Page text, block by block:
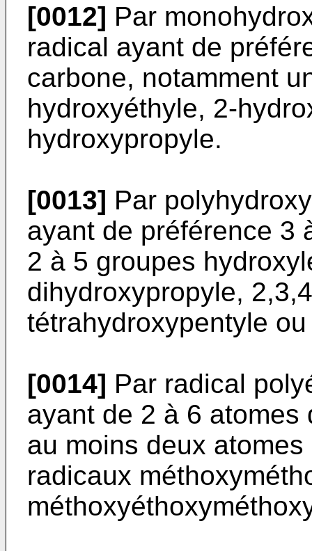
[0012] Par
radical ayant de
carbone, notamment
hydroxyéthyle, 2-
hydroxypropyle.
[0013] Par
ayant de préférence 3
2 à 5 groupes
dihydroxypropyle,
tétrahydroxypentyle
[0014] Par radical
ayant de 2 à 6 atomes
au moins deux
radicaux